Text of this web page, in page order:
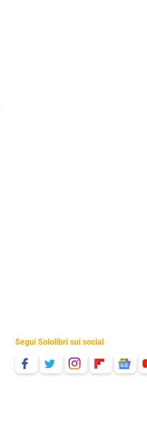
Segui Sololibri sui social